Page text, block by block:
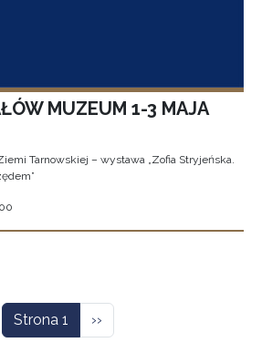
MUZEUM 1-3 MAJA
Tarnowskiej – wystawa „Zofia Stryjeńska.
Strona 1 Następna strona
››